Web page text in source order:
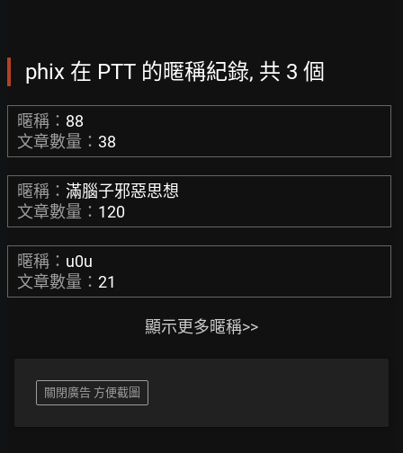
phix 在 PTT 的暱稱紀錄, 共 3 個
暱稱： 88
文章數量： 38
暱稱： 滿腦子邪惡思想
文章數量： 120
暱稱： u0u
文章數量： 21
顯示更多暱稱>>
關閉廣告 方便截圖